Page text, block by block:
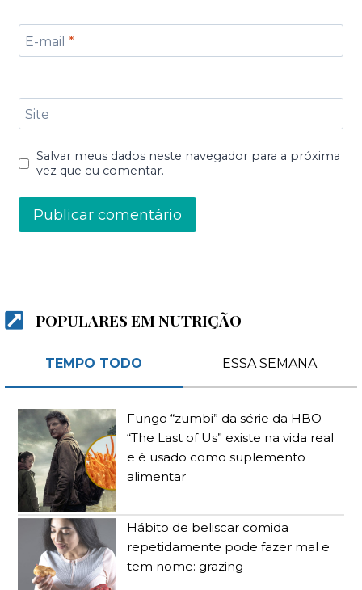
E-mail *
Site
Salvar meus dados neste navegador para a próxima
vez que eu comentar.
POPULARES EM NUTRIÇÃO
TEMPO TODO ESSA SEMANA
Fungo “zumbi” da série da HBO
“The Last of Us” existe na vida real
e é usado como suplemento
alimentar
Hábito de beliscar comida
repetidamente pode fazer mal e
tem nome: grazing